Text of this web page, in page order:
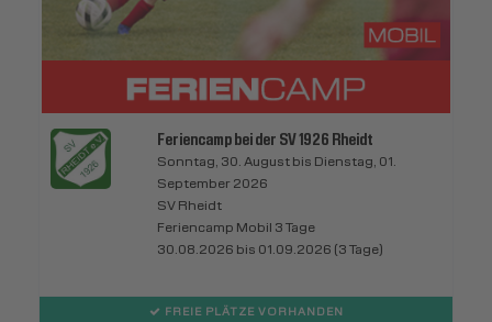
Feriencamp bei der SV 1926 Rheidt
Sonntag, 30. August bis Dienstag, 01.
September 2026
SV Rheidt
Feriencamp Mobil 3 Tage
30.08.2026 bis 01.09.2026 (3 Tage)
FREIE PLÄTZE VORHANDEN